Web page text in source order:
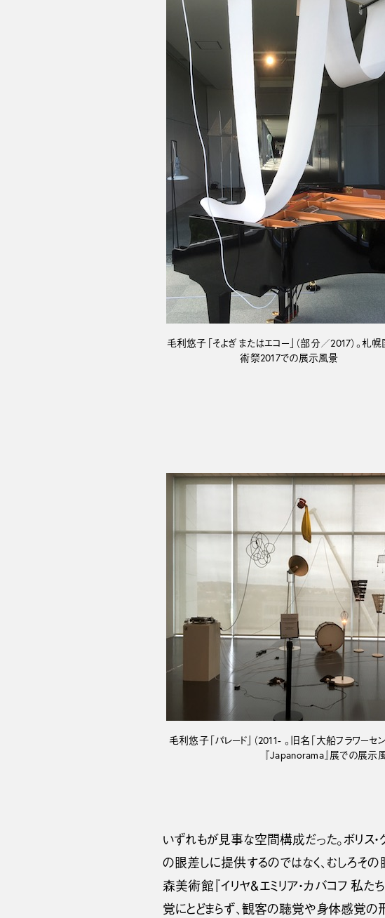
毛利悠子「そよぎ またはエコー」（部分／2017）。札
術祭2017での展示風景
毛利悠子「パレード」（2011- 。旧名「大船フラワーセン
『Japanorama』展での展示
いずれもが見事な空間構成だった。ボリス
の眼差しに提供するのではなく、むしろその
森美術館『イリヤ＆エミリア・カバコフ 私
覚にとどまらず、観客の聴覚や身体感覚